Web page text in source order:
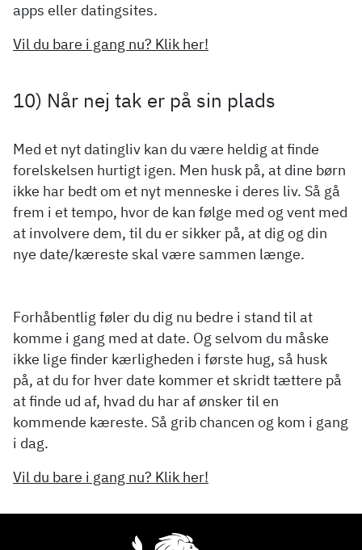
apps eller datingsites.
Vil du bare i gang nu? Klik her!
10) Når nej tak er på sin plads
Med et nyt datingliv kan du være heldig at finde
forelskelsen hurtigt igen. Men husk på, at dine børn
ikke har bedt om et nyt menneske i deres liv. Så gå
frem i et tempo, hvor de kan følge med og vent med
at involvere dem, til du er sikker på, at dig og din
nye date/kæreste skal være sammen længe.
Forhåbentlig føler du dig nu bedre i stand til at
komme i gang med at date. Og selvom du måske
ikke lige finder kærligheden i første hug, så husk
på, at du for hver date kommer et skridt tættere på
at finde ud af, hvad du har af ønsker til en
kommende kæreste. Så grib chancen og kom i gang
i dag.
Vil du bare i gang nu? Klik her!